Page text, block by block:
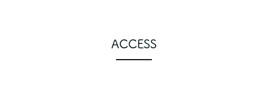
ACCESS